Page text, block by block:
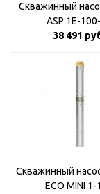
Скважинный
ASP 1E-
38 491
Скважинный
ECO MINI 1-